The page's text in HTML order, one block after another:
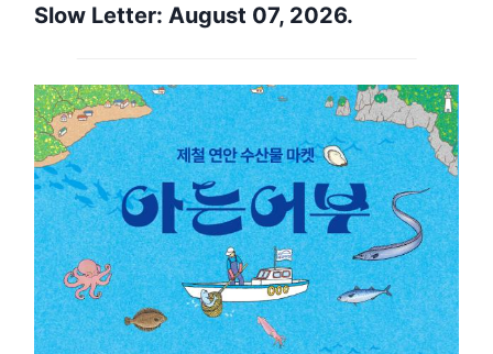
Slow Letter: August 07, 2026.